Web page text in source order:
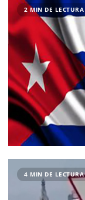
2 MIN DE LECTURA
4 MIN DE LECTURA